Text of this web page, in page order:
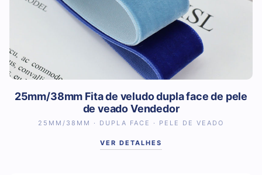
25mm/38mm Fita de veludo dupla face de pele
de veado Vendedor
25MM/38MM · DUPLA FACE · PELE DE VEADO
VER DETALHES